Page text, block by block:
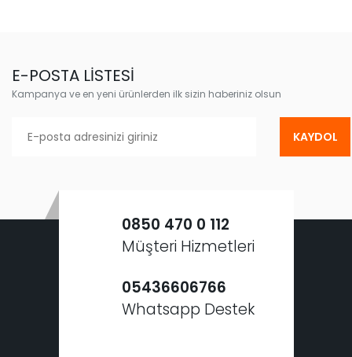
E-POSTA LİSTESİ
Kampanya ve en yeni ürünlerden ilk sizin haberiniz olsun
KAYDOL
0850 470 0 112
Müşteri Hizmetleri
05436606766
Whatsapp Destek